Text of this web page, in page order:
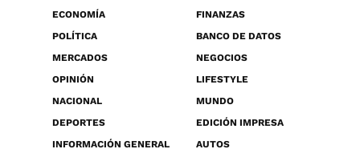
ECONOMÍA
FINANZAS
POLÍTICA
BANCO DE DATOS
MERCADOS
NEGOCIOS
OPINIÓN
LIFESTYLE
NACIONAL
MUNDO
DEPORTES
EDICIÓN IMPRESA
INFORMACIÓN GENERAL
AUTOS